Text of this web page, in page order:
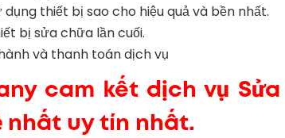
dụng thiết bị sao cho hiệu quả và bền nhất.
bị sửa chữa lần cuối.
và thanh toán dịch vụ
cam kết dịch vụ
nhất uy tín nhất.